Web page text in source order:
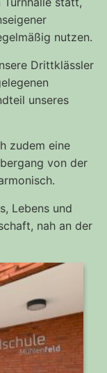
nutzen.
Drittklässler
unseres
zudem eine
von der
Lebens und
nah an der